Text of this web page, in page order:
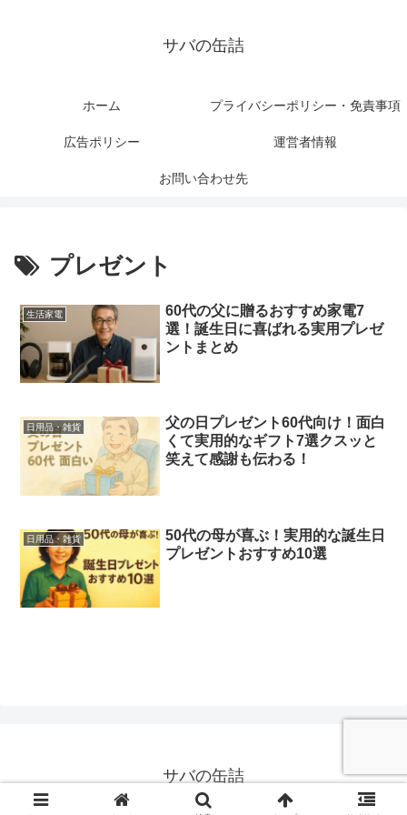
サバの缶詰
ホーム プライバシーポリシー・免責事項
広告ポリシー 運営者情報
お問い合わせ先
プレゼント
生活家電
60代の父に贈るおすすめ家電7
選！誕生日に喜ばれる実用プレゼ
ントまとめ
日用品・雑貨
父の日プレゼント60代向け！面白
くて実用的なギフト7選クスッと
笑えて感謝も伝わる！
日用品・雑貨
50代の母が喜ぶ！実用的な誕生日
プレゼントおすすめ10選
サバの缶詰
© 2024 サバの缶詰.